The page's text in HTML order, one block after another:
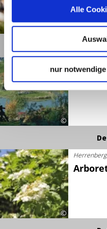
Alle
nur
©
©
©
Herrenberg